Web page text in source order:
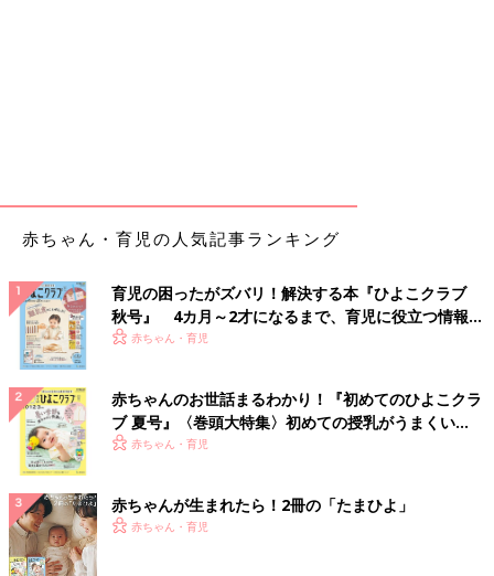
【ギモン】無添加の食材を使うべきなの？
加工食品の場合、添加物を入れないと製造できません。豆腐でい
えば、「にがり」も添加物の一つ。添加物には、食品をよりおい
しくする、保存状態をよくし食中毒を招かない、といった役割が
あります。生鮮食品を中心に利用しているなら、敏感になりすぎ
る必要はありません。
【ギモン】冷凍食材（野菜や果物）には添加物が多く入っ
ている？
【太田先生の回答】
ずいぶん昔に、そういったうわさが流れていました。しかし、食
品安全委員会が設立されてから、危険な食材は出回らなくなって
赤ちゃん・育児の人気記事ランキング
育児の困ったがズバリ！解決する本『ひよこクラブ
秋号』 4カ月～2才になるまで、育児に役立つ情報が
いっぱい！
赤ちゃん・育児
赤ちゃんのお世話まるわかり！『初めてのひよこクラ
ブ 夏号』〈巻頭大特集〉初めての授乳がうまくい
く！ おっぱい・ミルクの基本と夏のトラブル 解決テ
赤ちゃん・育児
赤ちゃんが生まれたら！2冊の「たまひよ」
赤ちゃん・育児